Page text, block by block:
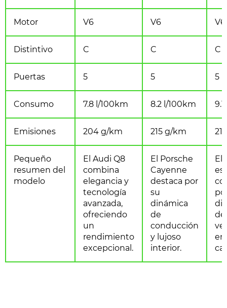
Motor V6 V6 V6
Distintivo C C C
Puertas 5 5 5
Consumo 7.8 l/100km 8.2 l/100km
Emisiones 204 g/km 215 g/km
Pequeño
resumen del
modelo
El Audi Q8
combina
elegancia y
tecnología
avanzada,
ofreciendo
un
rendimiento
excepcional.
El Porsche
Cayenne
destaca por
su
dinámica
de
conducción
y lujoso
interior.
El
es
en